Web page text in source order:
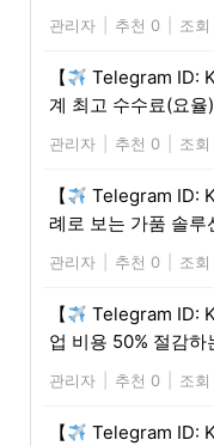
관리자 추천 0 조
【
Telegram ID:
계 최고 수수료(요
관리자 추천 0 조
【
Telegram ID:
례로 보는 가품 솔
관리자 추천 0 조
【
Telegram ID:
업 비용 50% 절감
관리자 추천 0 조
【
Telegram ID: